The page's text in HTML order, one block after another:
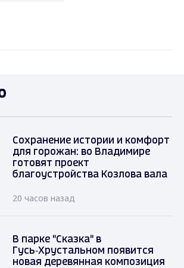
Сохранение истории и комфорт
для горожан: во Владимире
готовят проект
благоустройства Козлова вала
20 часов назад
В парке "Сказка" в
Гусь‑Хрустальном появится
новая деревянная композиция